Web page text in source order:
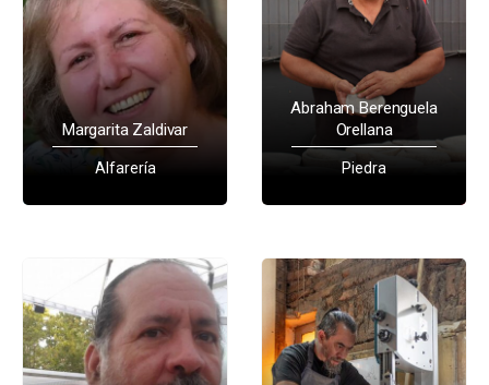
Margarita Zaldivar
Alfarería
Abraham Berenguela
Orellana
Piedra